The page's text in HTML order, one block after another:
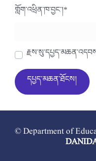
གློག་འཕྲིན་ཁ་བྱང་།*
© Department of